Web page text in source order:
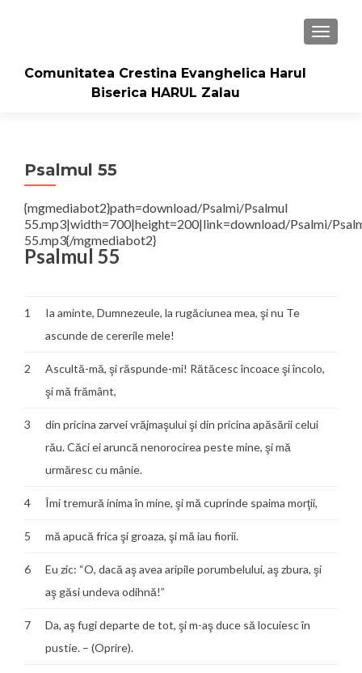
Comunitatea Crestina Evanghelica Harul
Biserica HARUL Zalau
Psalmul 55
{mgmediabot2}path=download/Psalmi/Psalmul
55.mp3|width=700|height=200|link=download/Psalmi/
55.mp3{/mgmediabot2}
Psalmul 55
1
Ia aminte, Dumnezeule, la rugăciunea mea, şi nu Te
ascunde de cererile mele!
2
Ascultă-mă, şi răspunde-mi! Rătăcesc încoace şi încolo,
şi mă frământ,
3
din pricina zarvei vrăjmaşului şi din pricina apăsării celui
rău. Căci ei aruncă nenorocirea peste mine, şi mă
urmăresc cu mânie.
4 Îmi tremură inima în mine, şi mă cuprinde spaima morţii,
5 mă apucă frica şi groaza, şi mă iau fiorii.
6
Eu zic: “O, dacă aş avea aripile porumbelului, aş zbura, şi
aş găsi undeva odihnă!”
7
Da, aş fugi departe de tot, şi m-aş duce să locuiesc în
pustie. – (Oprire).